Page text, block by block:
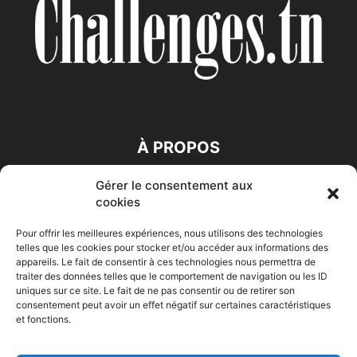
Gérer le consentement aux
cookies
Pour offrir les meilleures expériences, nous utilisons des technologies
telles que les cookies pour stocker et/ou accéder aux informations des
appareils. Le fait de consentir à ces technologies nous permettra de
traiter des données telles que le comportement de navigation ou les ID
uniques sur ce site. Le fait de ne pas consentir ou de retirer son
consentement peut avoir un effet négatif sur certaines caractéristiques
et fonctions.
À PROPOS
SUIVEZ NOUS
Accueil Economie Entreprises Entrepreneur Afrique